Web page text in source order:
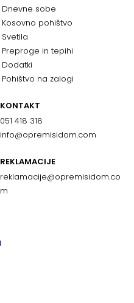
Dnevne sobe
Kosovno pohištvo
Svetila
Preproge in tepihi
Dodatki
Pohištvo na zalogi
KONTAKT
051 418 318
info@opremisidom.com
REKLAMACIJE
reklamacije@opremisidom.co
m